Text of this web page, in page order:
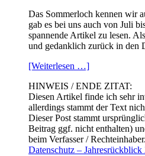
Das Sommerloch kennen wir
gab es bei uns auch von Juli
spannende Artikel zu lesen.
und gedanklich zurück in den
[Weiterlesen …]
HINWEIS / ENDE ZITAT:
Diesen Artikel finde ich sehr
allerdings stammt der Text
Dieser Post stammt
Beitrag ggf. nicht enthalten)
beim Verfasser /
Datenschutz –